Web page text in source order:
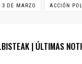
3 DE MARZO ACCIÓN
| ÚLTIMAS